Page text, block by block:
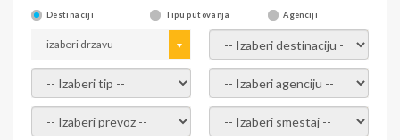
Destinaciji Tipu putovanja Agenciji
- izaberi drzavu - - izaberi destinaciju -
- izaberi tip - - izaberi agenciju -
- izaberi prevoz - - Izaberite smestaj -